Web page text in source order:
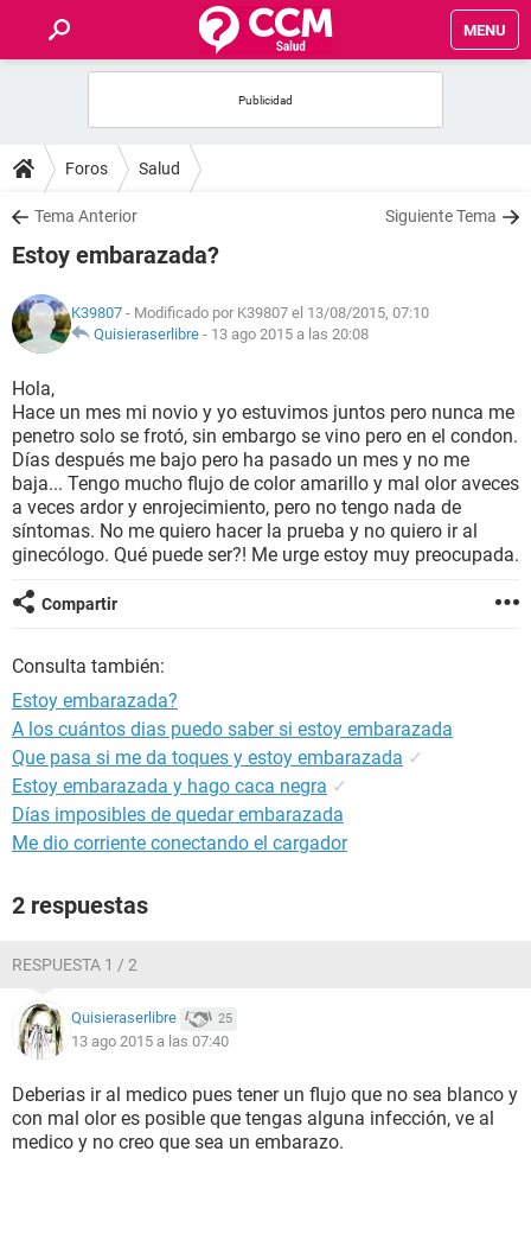
MENU
FOROS
SALUD
FAMILIA
NUTRICIÓN
BIENESTAR
SEXUALIDAD
GLOSARIO
Foros Salud
Tema Anterior Siguiente Tema
Estoy embarazada?
K39807 - Modificado por K39807 el 13/08/2015, 07:10
Quisieraserlibre - 13 ago 2015 a las 20:08
Hola,
Hace un mes mi novio y yo estuvimos juntos pero nunca me
penetro solo se frotó, sin embargo se vino pero en el condon.
Días después me bajo pero ha pasado un mes y no me
baja... Tengo mucho flujo de color amarillo y mal olor aveces
a veces ardor y enrojecimiento, pero no tengo nada de
síntomas. No me quiero hacer la prueba y no quiero ir al
ginecólogo. Qué puede ser?! Me urge estoy muy preocupada.
Compartir
Consulta también:
Estoy embarazada?
A los cuántos dias puedo saber si estoy embarazada
Que pasa si me da toques y estoy embarazada ✓
Estoy embarazada y hago caca negra ✓
Días imposibles de quedar embarazada
Me dio corriente conectando el cargador
2 respuestas
RESPUESTA 1 / 2
Quisieraserlibre 25
13 ago 2015 a las 07:40
Deberias ir al medico pues tener un flujo que no sea blanco y
con mal olor es posible que tengas alguna infección, ve al
medico y no creo que sea un embarazo.